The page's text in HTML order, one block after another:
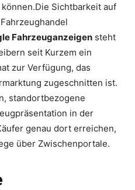
Sichtbarkeit auf
Fahrzeuganzeigen steht
seit Kurzem ein
zur Verfügung, das
zugeschnitten ist.
standortbezogene
in der
genau dort erreichen,
über Zwischenportale.